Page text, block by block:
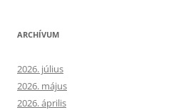
ARCHÍVUM
2026. július
2026. május
2026. április